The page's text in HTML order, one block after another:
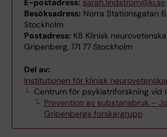
E-postadress: sarah.lindstrom@ki.se
Besöksadress: Norra Stationsgatan
Stockholm
Postadress: K8 Klinisk
Gripenberg, 171 77 Stockholm
Del av:
Institutionen för klinisk
Centrum för psykiatriforskning vid
Prevention av substansbruk –
Gripenbergs forskargrupp